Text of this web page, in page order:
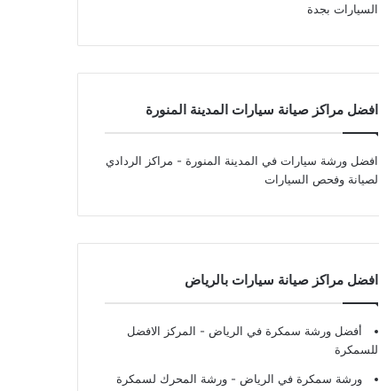
السيارات بجدة
افضل مراكز صيانة سيارات المدينة المنورة
افضل ورشة سيارات في المدينة المنورة - مراكز الردادي
لصيانة وفحص السيارات
افضل مراكز صيانة سيارات بالرياض
أفضل ورشة سمكرة في الرياض - المركز الافضل
للسمكرة
ورشة سمكرة في الرياض - ورشة المحرك لسمكرة